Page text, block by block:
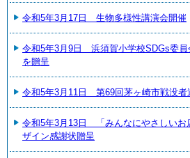
令和5年3月17日 生物多様性講演会開催
令和5年3月9日 浜須賀小学校SDGs委員
を贈呈
令和5年3月11日 第69回茅ヶ崎市戦没者
令和5年3月13日 「みんなにやさしいお
ザイン感謝状贈呈